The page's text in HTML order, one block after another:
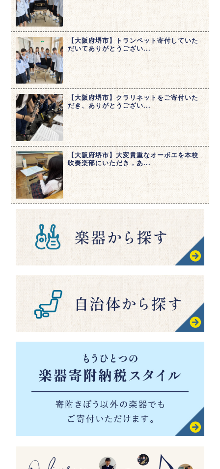
【大阪府堺市】トランペット寄付していた
だいてありがとうござい...
【大阪府堺市】クラリネットをご寄付いた
だき、ありがとうござい...
【大阪府堺市】大変貴重なオーボエを本校
吹奏楽部にいただき，あ...